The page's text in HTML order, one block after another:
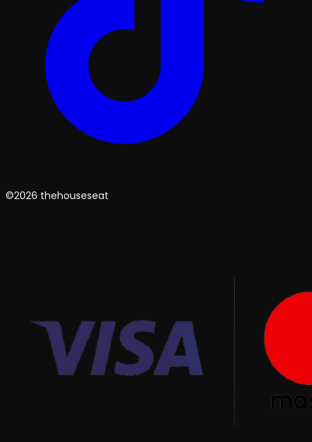
©2026 thehouseseat